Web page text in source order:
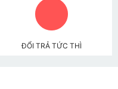
ĐỔI TRẢ TỨC THÌ